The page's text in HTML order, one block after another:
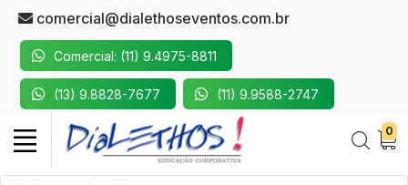
comercial@dialethoseventos.com.br
Comercial: (11) 9.4975-8811
(13) 9.8828-7677 (11) 9.9588-2747
0